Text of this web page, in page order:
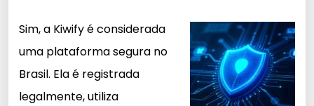
Sim, a Kiwify é considerada
uma plataforma segura no
Brasil. Ela é registrada
legalmente, utiliza